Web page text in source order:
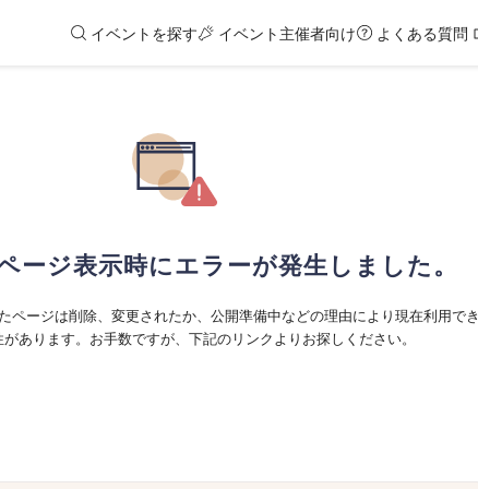
イベントを探す イベント主催者向け よくある質問
ージ表示時にエラーが発生しました。
ページは削除、変更されたか、公開準備中などの理由により現在利用でき
あります。お手数ですが、下記のリンクよりお探しください。